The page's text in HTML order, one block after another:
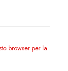
browser per la